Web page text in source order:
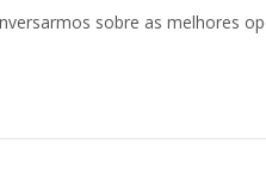
sobre as melhores